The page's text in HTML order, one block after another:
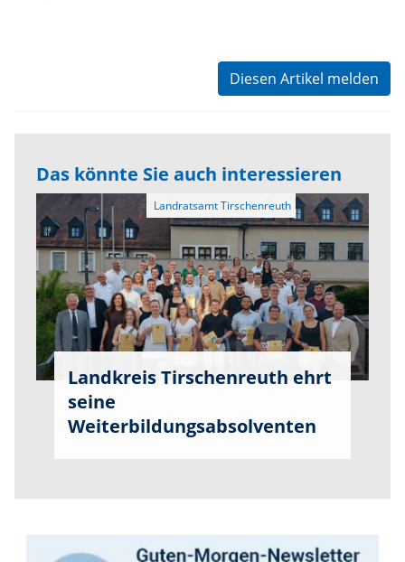
Diesen Artikel melden
Das könnte Sie auch interessieren
Landratsamt Tirschenreuth
Landkreis Tirschenreuth ehrt
seine
Weiterbildungsabsolventen